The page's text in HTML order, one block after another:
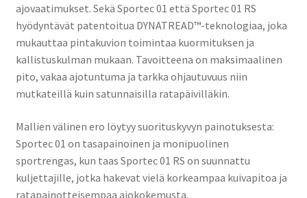
ajovaatimukset. Sekä Sportec 01 että Sportec 01 RS
hyödyntävät patentoitua DYNATREAD™-teknologiaa, joka
mukauttaa pintakuvion toimintaa kuormituksen ja
kallistuskulman mukaan. Tavoitteena on maksimaalinen
pito, vakaa ajotuntuma ja tarkka ohjautuvuus niin
mutkateillä kuin satunnaisilla ratapäivilläkin.
Mallien välinen ero löytyy suorituskyvyn painotuksesta:
Sportec 01 on tasapainoinen ja monipuolinen
sportrengas, kun taas Sportec 01 RS on suunnattu
kuljettajille, jotka hakevat vielä korkeampaa kuivapitoa ja
ratapainotteisempaa ajokokemusta.